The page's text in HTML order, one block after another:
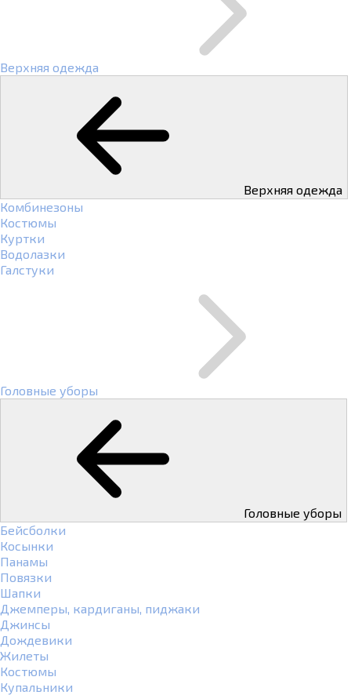
Верхняя одежда
Верхняя одежда
Комбинезоны
Костюмы
Куртки
Водолазки
Галстуки
Головные уборы
Головные уборы
Бейсболки
Косынки
Панамы
Повязки
Шапки
Джемперы, кардиганы, пиджаки
Джинсы
Дождевики
Жилеты
Костюмы
Купальники